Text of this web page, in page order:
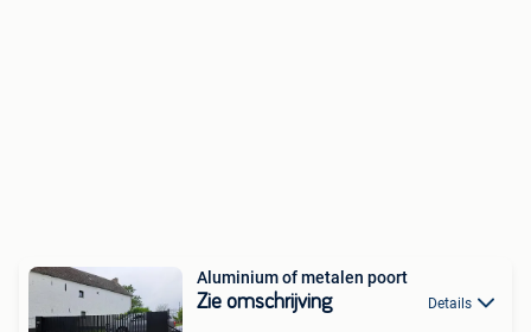
Aluminium of metalen poort
Zie omschrijving Details